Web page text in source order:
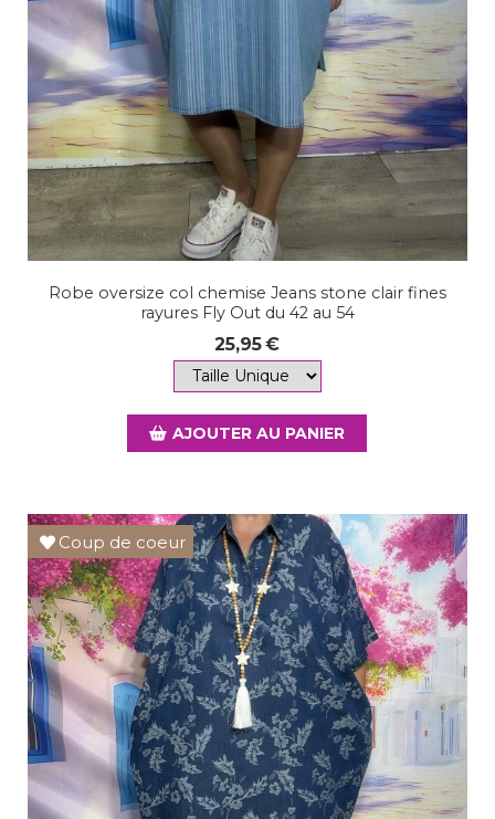
Robe oversize col chemise Jeans stone clair fines
rayures Fly Out du 42 au 54
25,95€
AJOUTER AU PANIER
Coup de coeur